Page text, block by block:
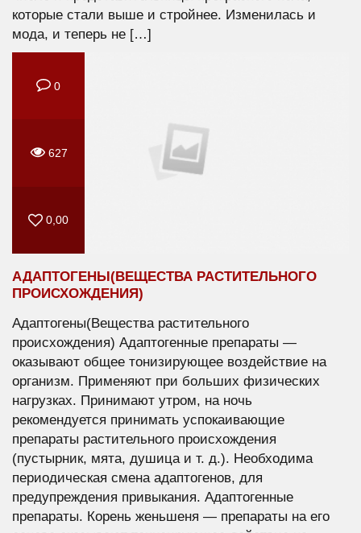
которые стали выше и стройнее. Изменилась и
мода, и теперь не […]
0
627
0,00
АДАПТОГЕНЫ(ВЕЩЕСТВА РАСТИТЕЛЬНОГО
ПРОИСХОЖДЕНИЯ)
Адаптогены(Вещества растительного
происхождения) Адаптогенные препараты —
оказывают общее тонизирующее воздействие на
организм. Применяют при больших физических
нагрузках. Принимают утром, на ночь
рекомендуется принимать успокаивающие
препараты растительного происхождения
(пустырник, мята, душица и т. д.). Необходима
периодическая смена адаптогенов, для
предупреждения привыкания. Адаптогенные
препараты. Корень женьшеня — препараты на его